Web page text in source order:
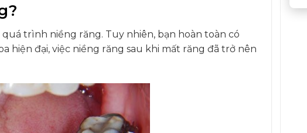
trình niềng răng. Tuy nhiên, bạn hoàn toàn có
hiện đại, việc niềng răng sau khi mất răng đã trở nên